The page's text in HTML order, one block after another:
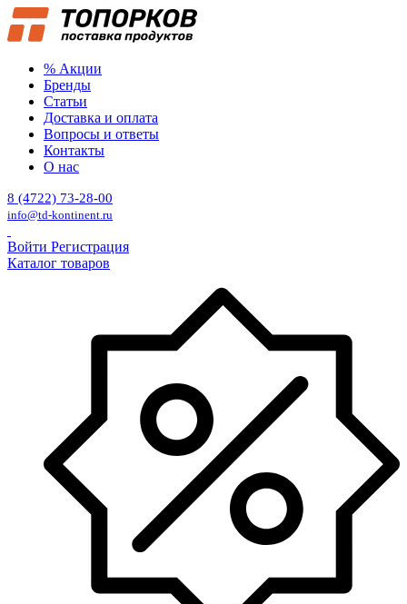
% Акции
Бренды
Статьи
Доставка и оплата
Вопросы и ответы
Контакты
О нас
8 (4722) 73-28-00
info@td-kontinent.ru
Войти Регистрация
Каталог товаров